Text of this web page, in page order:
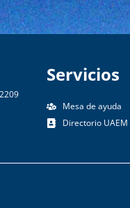
Servicios
Mesa de ayuda
Directorio UAEM